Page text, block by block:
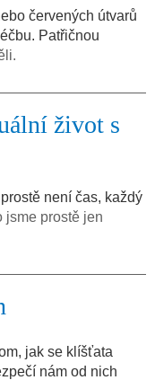
červených útvarů
Patřičnou
život s
není čas, každý
jsme prostě jen
jak se klíšťata
nám od nich